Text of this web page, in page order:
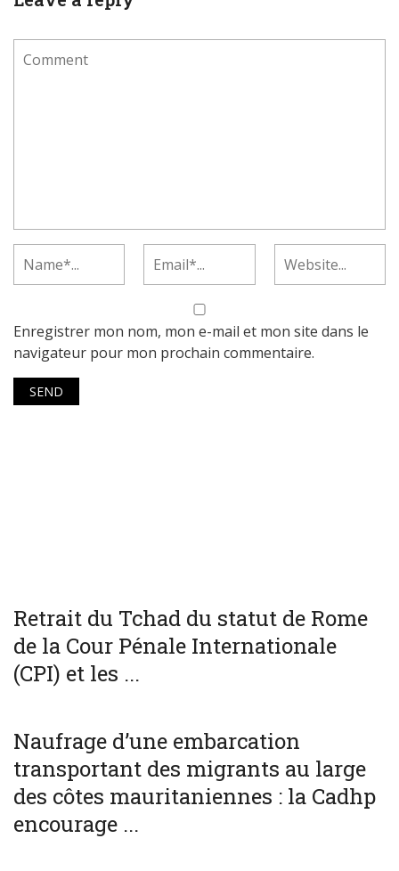
Enregistrer mon nom, mon e-mail et mon site dans le
navigateur pour mon prochain commentaire.
Retrait du Tchad du statut de Rome
de la Cour Pénale Internationale
(CPI) et les ...
Naufrage d’une embarcation
transportant des migrants au large
des côtes mauritaniennes : la Cadhp
encourage ...